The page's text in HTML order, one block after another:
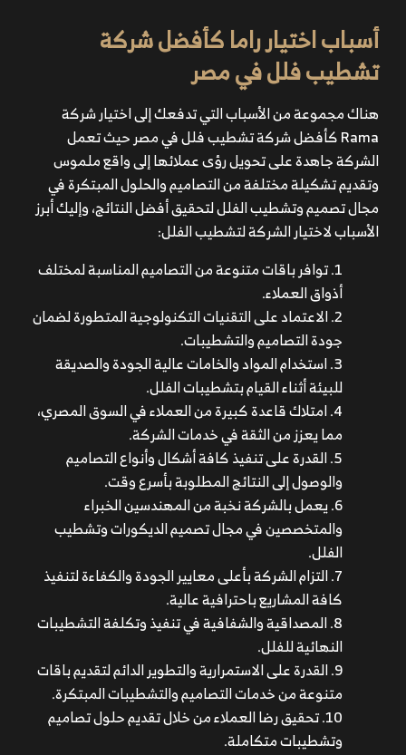
أسباب اختيار راما كأفضل شركة
تشطيب فلل في مصر
هناك مجموعة من الأسباب التي تدفعك إلى اختيار شركة
Rama كأفضل شركة تشطيب فلل في مصر حيث تعمل
الشركة جاهدة على تحويل رؤى عملائها إلى واقع ملموس
وتقديم تشكيلة مختلفة من التصاميم والحلول المبتكرة في
مجال تصميم وتشطيب الفلل لتحقيق أفضل النتائج، وإليك أبرز
الأسباب لاختيار الشركة لتشطيب الفلل:
توافر باقات متنوعة من التصاميم المناسبة لمختلف
أذواق العملاء.
الاعتماد على التقنيات التكنولوجية المتطورة لضمان
جودة التصاميم والتشطيبات.
استخدام المواد والخامات عالية الجودة والصديقة
للبيئة أثناء القيام بتشطيبات الفلل.
امتلاك قاعدة كبيرة من العملاء في السوق المصري،
مما يعزز من الثقة في خدمات الشركة.
القدرة على تنفيذ كافة أشكال وأنواع التصاميم
والوصول إلى النتائج المطلوبة بأسرع وقت.
يعمل بالشركة نخبة من المهندسين الخبراء
والمتخصصين في مجال تصميم الديكورات وتشطيب
الفلل.
التزام الشركة بأعلى معايير الجودة والكفاءة لتنفيذ
كافة المشاريع باحترافية عالية.
المصداقية والشفافية في تنفيذ وتكلفة التشطيبات
النهائية للفلل.
القدرة على الاستمرارية والتطوير الدائم لتقديم باقات
متنوعة من خدمات التصاميم والتشطيبات المبتكرة.
تحقيق رضا العملاء من خلال تقديم حلول تصاميم
وتشطيبات متكاملة.